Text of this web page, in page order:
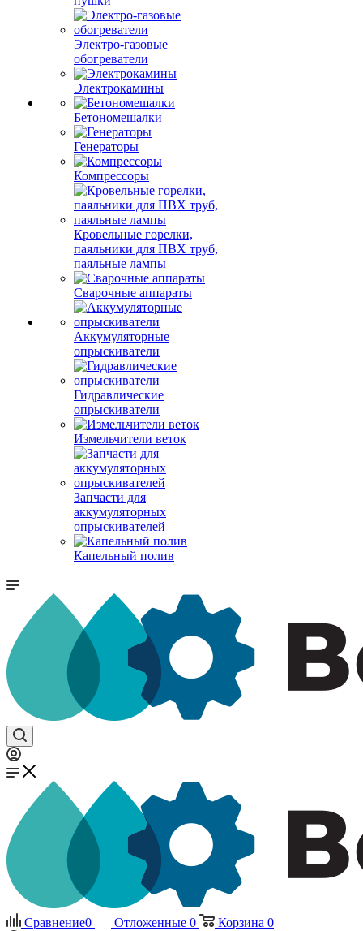
Электро-газовые
обогреватели
Электрокамины
Бетономешалки
Генераторы
Компрессоры
Кровельные горелки,
паяльники для ПВХ труб,
паяльные лампы
Сварочные аппараты
Аккумуляторные
опрыскиватели
Гидравлические
опрыскиватели
Измельчители веток
Запчасти для
аккумуляторных
опрыскивателей
Капельный полив
Сравнение0 Отложенные 0 Корзина 0